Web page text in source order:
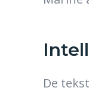
De